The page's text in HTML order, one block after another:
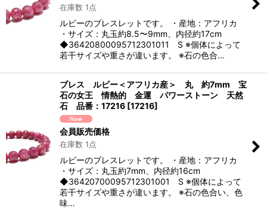
在庫数 1点
ルビーのブレスレットです。 ・産地：アフリカ
・サイズ：丸玉約8.5〜9mm、内径約17cm
◆36420800095712301011 S ※個体によって
若干サイズや重さが違います。 ※石の色合…
ブレス ルビー＜アフリカ産＞ 丸 約7mm 宝
石の女王 情熱的 金運 パワーストーン 天然
石 品番：17216 [17216]
会員販売価格
在庫数 1点
ルビーのブレスレットです。 ・産地：アフリカ
・サイズ：丸玉約7mm、内径約16cm
◆36420700095712301001 S ※個体によって
若干サイズや重さが違います。 ※石の色合い、色
味…